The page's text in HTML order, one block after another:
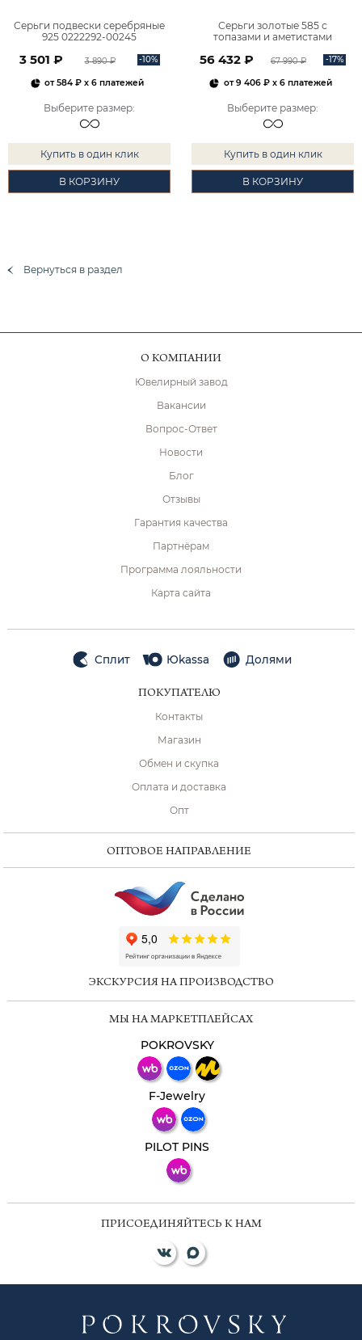
Серьги подвески серебряные
925 0222292-00245
3 501 ₽ 3 890 ₽ -10%
от584 ₽ x 6 платежей
Выберите размер:
Купить в один клик
В КОРЗИНУ
Серьги золотые 585 с
топазами и аметистами
56 432 ₽ 67 990 ₽ -17%
от9 406 ₽x 6 платежей
Выберите размер:
Купить в один клик
В КОРЗИНУ
Вернуться в раздел
О КОМПАНИИ
Ювелирный завод
Вакансии
Вопрос-Ответ
Новости
Блог
Отзывы
Гарантия качества
Партнёрам
Программа лояльности
Карта сайта
Сплит Юkassa Долями
ПОКУПАТЕЛЮ
Контакты
Магазин
Обмен и скупка
Оплата и доставка
Опт
ОПТОВОЕ НАПРАВЛЕНИЕ
ЭКСКУРСИЯ НА ПРОИЗВОДСТВО
МЫ НА МАРКЕТПЛЕЙСАХ
POKROVSKY
F-Jewelry
PILOT PINS
ПРИСОЕДИНЯЙТЕСЬ К НАМ